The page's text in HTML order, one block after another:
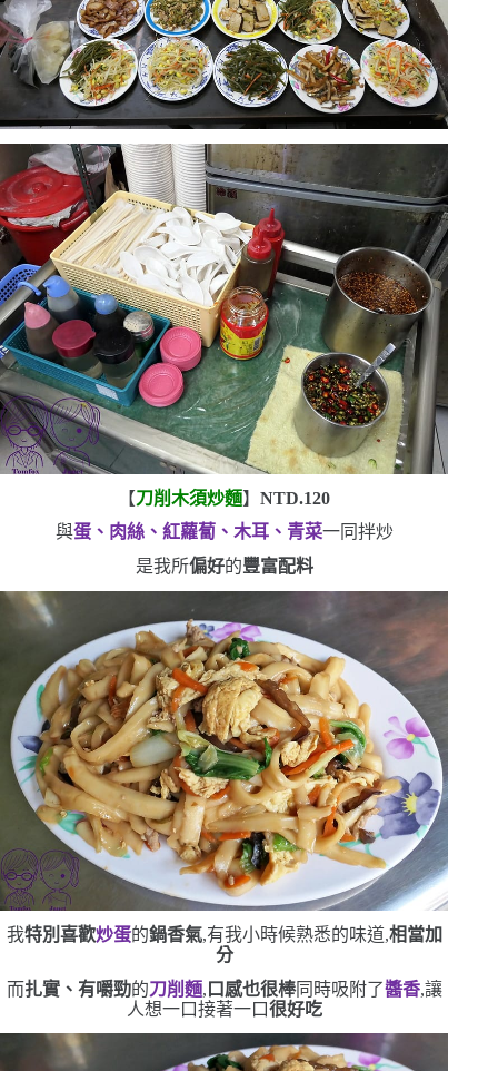
【刀削木須炒麵】NTD.120
與蛋、肉絲、紅蘿蔔、木耳、青菜一同拌炒
是我所偏好的豐富配料
我特別喜歡炒蛋的鍋香氣,有我小時候熟悉的味道,相當加
分
而扎實、有嚼勁的刀削麵, 口感也很棒同時吸附了醬香,讓
人想一口接著一口很好吃